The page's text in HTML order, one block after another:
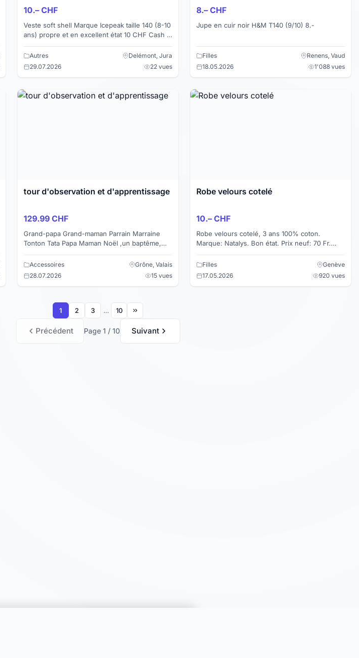
10.– CHF
Veste soft shell Marque Icepeak taille 140 (8-10
ans) propre et en excellent état 10 CHF Cash A
Autres
Delémont, Jura
29.07.2026
22 vues
8.– CHF
Jupe en cuir noir H&M T140 (9/10) 8.-
Filles
Renens, Vaud
18.05.2026
1'088 vues
tour d'observation et d'apprentissage
129.99 CHF
Grand-papa Grand-maman Parrain Marraine
Tonton Tata Papa Maman Noël ,un baptême,
Accessoires
Grône, Valais
28.07.2026
15 vues
Robe velours cotelé
10.– CHF
Robe velours cotelé, 3 ans 100% coton.
Marque: Natalys. Bon état. Prix neuf: 70 Fr.
envoi
Filles
Genève
17.05.2026
920 vues
Précédent Page 1 / 10 Suivant
1 2 3 … 10